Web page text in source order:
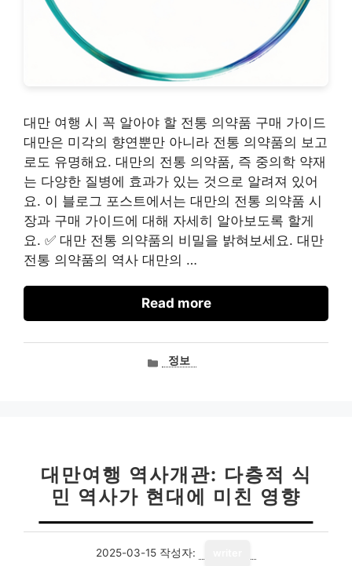
대만 여행 시 꼭 알아야 할 전통 의약품 구매 가이드
대만은 미각의 향연뿐만 아니라 전통 의약품의 보고
로도 유명해요. 대만의 전통 의약품, 즉 중의학 약재
는 다양한 질병에 효과가 있는 것으로 알려져 있어
요. 이 블로그 포스트에서는 대만의 전통 의약품 시
장과 구매 가이드에 대해 자세히 알아보도록 할게
요. ✅ 대만 전통 의약품의 비밀을 밝혀보세요. 대만
전통 의약품의 역사 대만의 …
Read more
카정보
대만여행 역사개관: 다층적 식
민 역사가 현대에 미친 영향
2025-03-15 작성자: